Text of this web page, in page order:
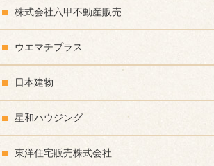
株式会社六甲不動産販売
ウエマチプラス
日本建物
星和ハウジング
東洋住宅販売株式会社